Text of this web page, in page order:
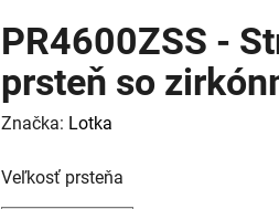
PR4600ZSS -
prsteň so
Značka: Lotka
Veľkosť prsteňa